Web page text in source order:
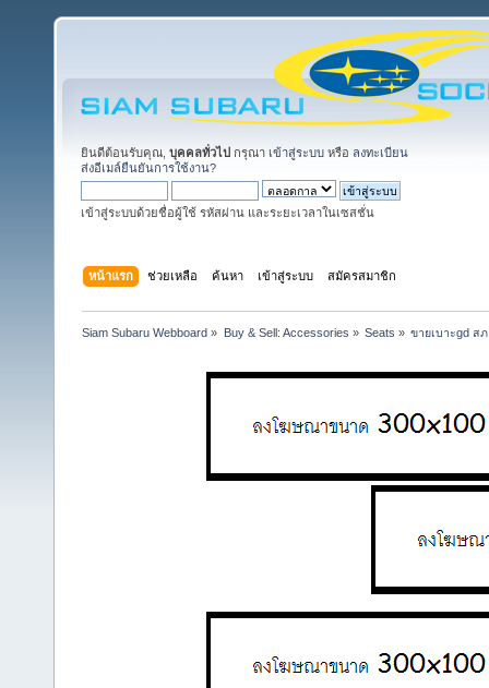
ยินดีต้อนรับคุณ, บุคคลทั่วไป กรุณา เข้าสู่ระบบ หรือ ลงทะเบียน
ส่งอีเมล์ยืนยันการใช้งาน?
เข้าสู่ระบบด้วยชื่อผู้ใช้ รหัสผ่าน และระยะเวลาในเซสชั่น
หน้าแรก ช่วยเหลือ ค้นหา เข้าสู่ระบบ สมัครสมาชิก
Siam Subaru Webboard » Buy & Sell: Accessories » Seats » ขายเบาะgd ส